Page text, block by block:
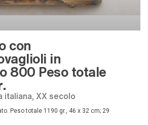
con
in
800 Peso totale
italiana, XX secolo